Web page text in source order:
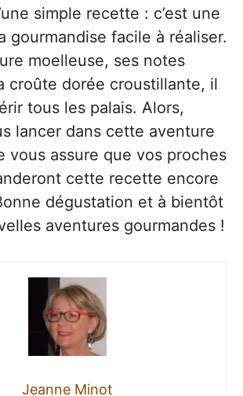
simple recette : c’est une
gourmandise facile à réaliser.
moelleuse, ses notes
croûte dorée croustillante, il
tous les palais. Alors,
lancer dans cette aventure
vous assure que vos proches
cette recette encore
dégustation et à bientôt
aventures gourmandes !
Jeanne Minot